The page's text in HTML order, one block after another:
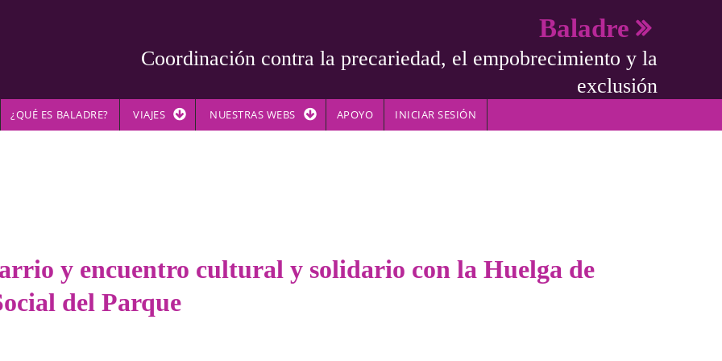
Baladre
Coordinación contra la precariedad, el empobrecimiento y la
exclusión
¿QUÉ ES BALADRE? VIAJES NUESTRAS WEBS APOYO INICIAR SESIÓN
y encuentro cultural y solidario con la Huelga de
del Parque